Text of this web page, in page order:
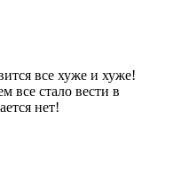
все хуже и хуже!
все стало вести в
нет!